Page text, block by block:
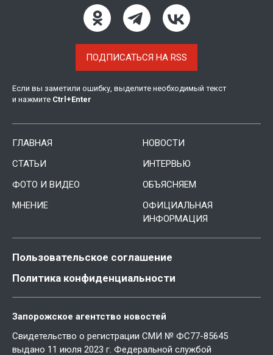
ПОДПИСАТЬСЯ НА RSS
Если вы заметили ошибку, выделите необходимый текст
и нажмите Ctrl +Enter
ГЛАВНАЯ
НОВОСТИ
СТАТЬИ
ИНТЕРВЬЮ
ФОТО И ВИДЕО
ОБЪЯСНЯЕМ
МНЕНИЕ
ОФИЦИАЛЬНАЯ
ИНФОРМАЦИЯ
Пользовательское соглашение
Политика конфиденциальности
Запорожское агентство новостей
Свидетельство о регистрации СМИ № ФС77-85645
выдано 11 июля 2023 г. Федеральной службой